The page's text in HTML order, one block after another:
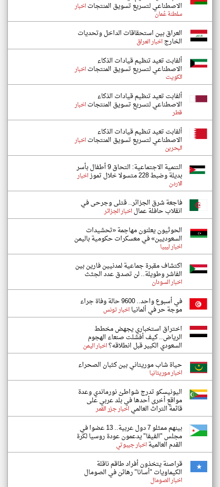
الاصطناعي لتسريع تسويق المنتجاتاخبار
سلطنة عُمان
‏العراق بين استحقاقات الداخل وتحديات
الخارجاخبار العراق
ألفابت تعيد تنظيم قيادات الذكاء
الاصطناعي لتسريع تسويق المنتجاتاخبار
الكويت
ألفابت تعيد تنظيم قيادات الذكاء
الاصطناعي لتسريع تسويق المنتجاتاخبار
قطر
ألفابت تعيد تنظيم قيادات الذكاء
الاصطناعي لتسريع تسويق المنتجاتاخبار
البحرين
‏التنمية الاجتماعية: التحاق 9 أطفال بأسر
بديلة وضبط 228 متسولا خلال تموز اخبار
الاردن
فاجعة شرق الجزائر.. قتلى وجرحى في
انقلاب حافلة عمالاخبار الجزائر
الحوثيون يعلنون مهاجمة «تحشيدات
السعوديين» في معسكرات حكومية باليمن
اخبار ليبيا
اكتشاف مقبرة جماعية لمدنيين فارين بين
الفاشر وطويلة.. لن تصدق عدد الجثث
اخبار السودان
في أسبوع واحد.. 9600 حالة وفاة جراء
موجة حر في ألمانيااخبار تونس
اختراق استخباري يجهض مخطط
الرياض.. كيف أفشلت صنعاء الهجوم
السعودي الكبير قبل انطلاقه؟اخبار اليمن
حياة شاب موريتاني بين كثبان الصحراء
اخبار موريتانيا
اليونيسكو تدرج شواطئ نورماندي وعدة
مواقع أخرى أحدها في بلد عربي على
قائمة التراث العالمياخبار جزر القمر
بينهم ممثلو 7 دول عربية.. 13 عضوا في
مجلس "الفيفا" يدعمون عودة روسيا لكرة
القدم العالميةاخبار جيبوتي
قراصنة يتخذون أفراد طاقم ناقلة
الكيماويات "أسانا" رهائن في الصومال
اخبار الصومال